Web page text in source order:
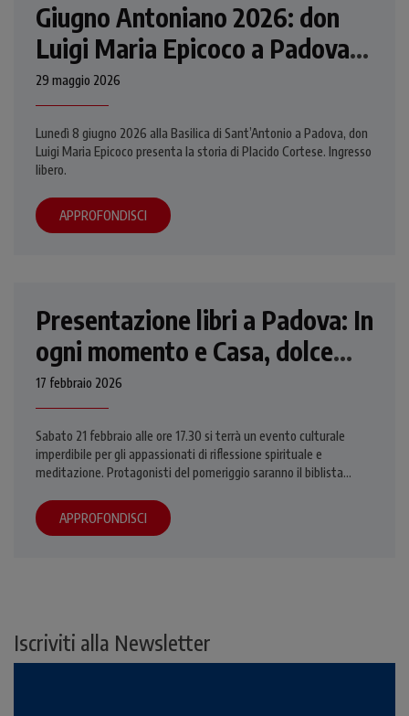
Giugno Antoniano 2026: don
Luigi Maria Epicoco a Padova
per la conferenza su Placido
Cortese
29 maggio 2026
Lunedì 8 giugno 2026 alla Basilica di Sant’Antonio a Padova, don
Luigi Maria Epicoco presenta la storia di Placido Cortese. Ingresso
libero.
APPROFONDISCI
Presentazione libri a Padova: In
ogni momento e Casa, dolce
casa
17 febbraio 2026
Sabato 21 febbraio alle ore 17.30 si terrà un evento culturale
imperdibile per gli appassionati di riflessione spirituale e
meditazione. Protagonisti del pomeriggio saranno il biblista
presenteranno i loro ultimi libri.
APPROFONDISCI
Iscriviti alla Newsletter